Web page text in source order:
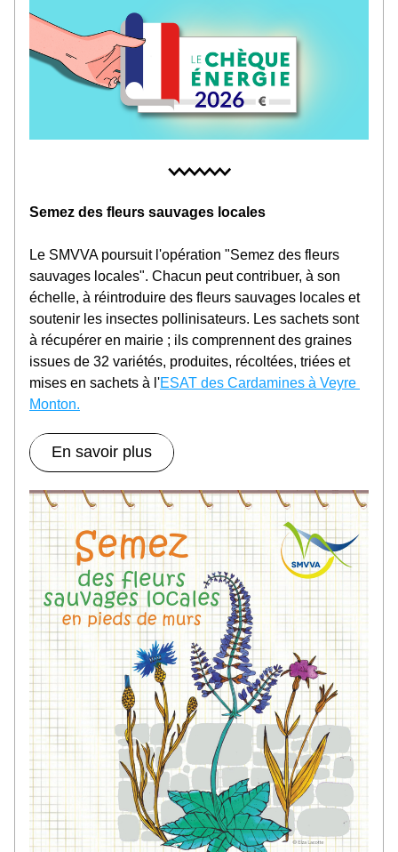
Semez des fleurs sauvages locales
Le SMVVA poursuit l'opération "Semez des fleurs
sauvages locales". Chacun peut contribuer, à son
échelle, à réintroduire des fleurs sauvages locales et
soutenir les insectes pollinisateurs. Les sachets sont
à récupérer en mairie ; ils comprennent des graines
issues de 32 variétés, produites, récoltées, triées et
mises en sachets à l'ESAT des Cardamines à Veyre
Monton.
En savoir plus